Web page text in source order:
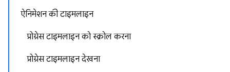
ऐनिमेशन की टाइमलाइन
प्रोग्रेस टाइमलाइन को स्क्रोल करना
प्रोग्रेस टाइमलाइन देखना